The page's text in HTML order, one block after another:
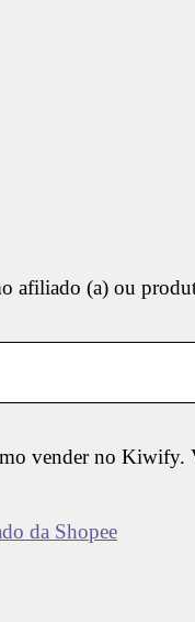
afiliado (a) ou
vender no Kiwify.
da Shopee